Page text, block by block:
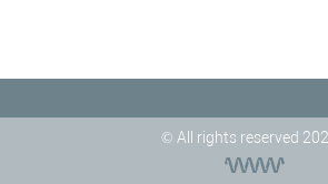
© All rights reserved